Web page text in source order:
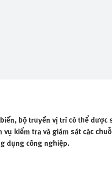
bộ truyền vị trí có thể
vụ kiểm tra và giám sát các
dụng công nghiệp.